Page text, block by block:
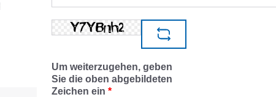
Um weiterzugehen, geben
Sie die oben abgebildeten
Zeichen ein *